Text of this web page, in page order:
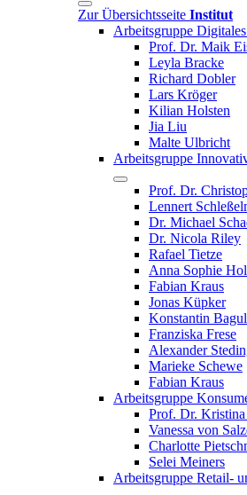
Zur Übersichtsseite Institut
Arbeitsgruppe
Prof. Dr. Maik
Leyla Bracke
Richard Dobler
Lars Kröger
Kilian Holsten
Jia Liu
Malte Ulbricht
Arbeitsgruppe
Prof. Dr.
Lennert
Dr. Michael
Dr. Nicola Riley
Rafael Tietze
Anna Sophie
Fabian Kraus
Jonas Küpker
Konstantin
Franziska Frese
Alexander
Marieke Schewe
Fabian Kraus
Arbeitsgruppe
Prof. Dr.
Vanessa von
Charlotte
Selei Meiners
Arbeitsgruppe Retail-